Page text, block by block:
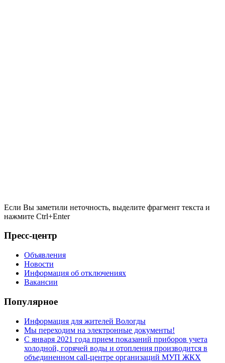
Если Вы заметили неточность, выделите фрагмент текста и
нажмите Ctrl+Enter
Пресс-центр
Объявления
Новости
Информация об отключениях
Вакансии
Популярное
Информация для жителей Вологды
Мы переходим на электронные документы!
С января 2021 года прием показаний приборов учета
холодной, горячей воды и отопления производится в
объединенном call-центре организаций МУП ЖКХ